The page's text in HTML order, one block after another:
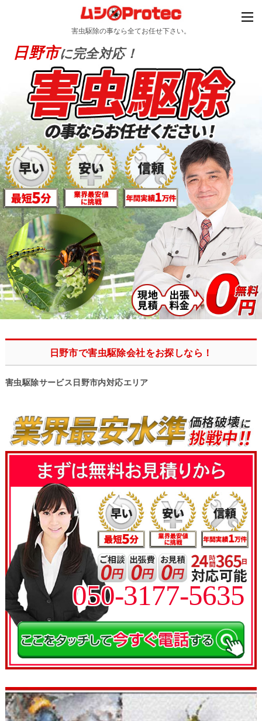
害虫駆除の事なら全てお任せ下さい。
日野市に完全対応！
日野市で害虫駆除会社をお探しなら！
害虫駆除サービス日野市内対応エリア
050-3177-5635